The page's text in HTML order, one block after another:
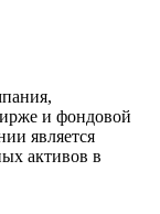
и фондовой
является
активов в